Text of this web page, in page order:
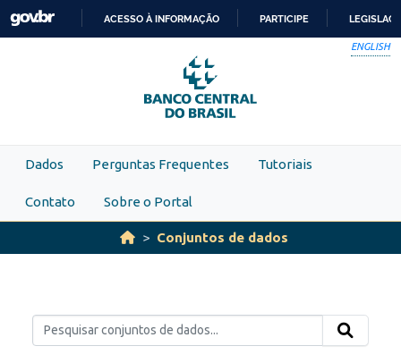
Skip to main content
PARA
O
CONTEÚDO
ACESSO À INFORMAÇÃO PARTICIPE
ENGLISH
Dados Perguntas Frequentes Tutoriais
Contato Sobre o Portal
Conjuntos de dados